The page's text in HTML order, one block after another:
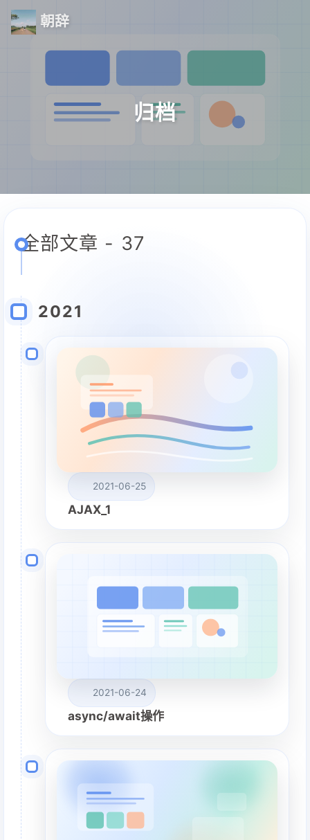
朝辞
归档
全部文章 - 37
2021
2021-06-25
AJAX_1
2021-06-24
async/await操作